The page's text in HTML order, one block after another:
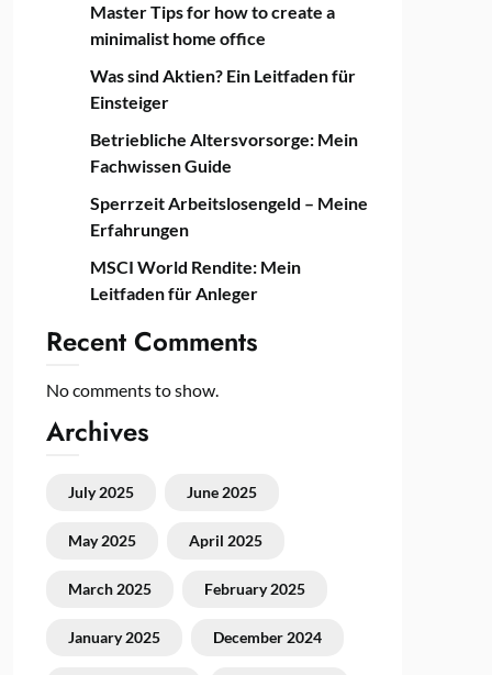
Master Tips for how to create a
minimalist home office
Was sind Aktien? Ein Leitfaden für
Einsteiger
Betriebliche Altersvorsorge: Mein
Fachwissen Guide
Sperrzeit Arbeitslosengeld – Meine
Erfahrungen
MSCI World Rendite: Mein
Leitfaden für Anleger
Recent Comments
No comments to show.
Archives
July 2025 June 2025
May 2025 April 2025
March 2025 February 2025
January 2025 December 2024